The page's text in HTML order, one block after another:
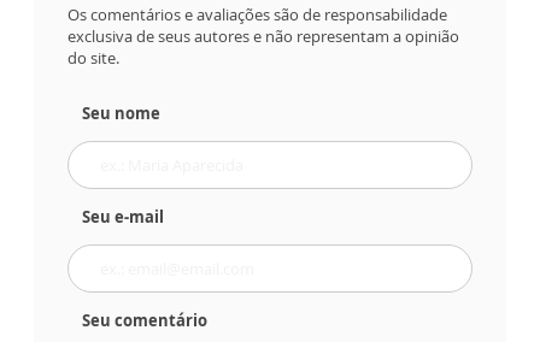
Os comentários e avaliações são de responsabilidade
exclusiva de seus autores e não representam a opinião
do site.
Seu nome
Seu e-mail
Seu comentário